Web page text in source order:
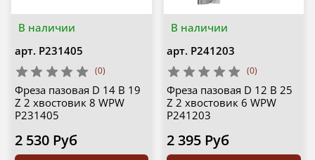
В наличии
арт. P231405
(0)
Фреза пазовая D 14 B 19
Z 2 хвостовик 8 WPW
P231405
2 530 Руб
В наличии
арт. P241203
(0)
Фреза пазовая D 12 B 25
Z 2 хвостовик 6 WPW
P241203
2 395 Руб